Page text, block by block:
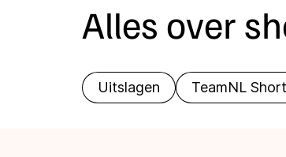
Alles over
Uitslagen TeamNL